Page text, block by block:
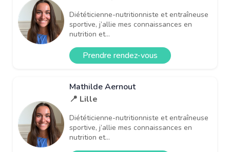
Diététicienne-nutritionniste et entraîneuse
sportive, j’allie mes connaissances en
nutrition et...
Prendre rendez-vous
Mathilde Aernout
📍 Lille
Diététicienne-nutritionniste et entraîneuse
sportive, j’allie mes connaissances en
nutrition et...